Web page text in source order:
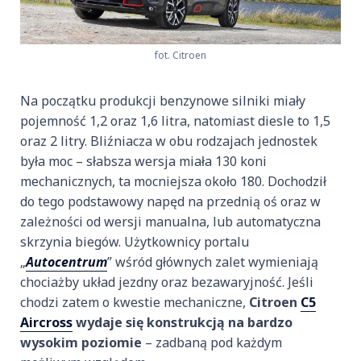
fot. Citroen
Na początku produkcji benzynowe silniki miały
pojemność 1,2 oraz 1,6 litra, natomiast diesle to 1,5
oraz 2 litry. Bliźniacza w obu rodzajach jednostek
była moc – słabsza wersja miała 130 koni
mechanicznych, ta mocniejsza około 180. Dochodził
do tego podstawowy napęd na przednią oś oraz w
zależności od wersji manualna, lub automatyczna
skrzynia biegów. Użytkownicy portalu
„Autocentrum” wśród głównych zalet wymieniają
chociażby układ jezdny oraz bezawaryjność. Jeśli
chodzi zatem o kwestie mechaniczne, Citroen C5
Aircrosswydaje się konstrukcją na bardzo
wysokim poziomie – zadbaną pod każdym